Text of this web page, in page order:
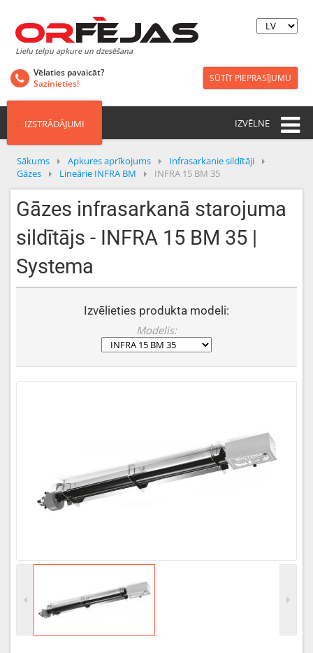
Lielu telpu apkure un dzesēšana
Vēlaties pavaicāt?
Sazinieties!
SŪTĪT PIEPRASĪJUMU
IZSTRĀDĀJUMI IZVĒLNE
Sākums Apkures aprīkojums
Infrasarkanie sildītāji
Gāzes
Lineārie INFRA BM INFRA 15 BM 35
Gāzes infrasarkanā starojuma
sildītājs - INFRA 15 BM 35 |
Systema
Izvēlieties produkta modeli:
Modelis: